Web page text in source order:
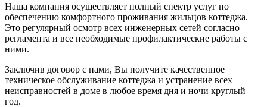
Наша компания осуществляет полный спектр услуг по
обеспечению комфортного проживания жильцов коттеджа.
Это регулярный осмотр всех инженерных сетей согласно
регламента и все необходимые профилактические работы с
ними.
Заключив договор с нами, Вы получите качественное
техническое обслуживание коттеджа и устранение всех
неисправностей в доме в любое время дня и ночи круглый
год.